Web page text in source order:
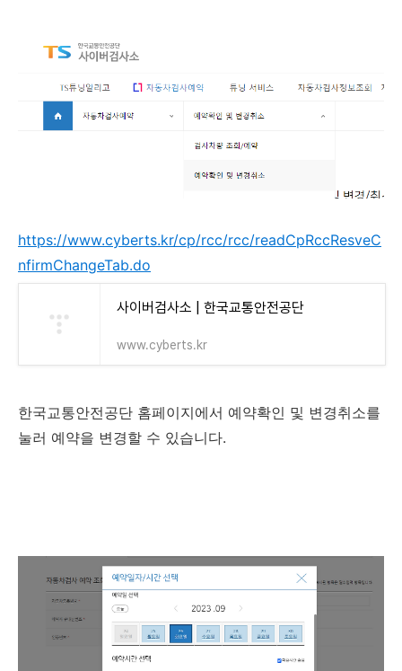
https://www.cyberts.kr/cp/rcc/rcc/readCpRccResveC
nfirmChangeTab.do
사이버검사소 | 한국교통안전공단
www.cyberts.kr
한국교통안전공단 홈페이지에서 예약확인 및 변경취소를
눌러 예약을 변경할 수 있습니다.